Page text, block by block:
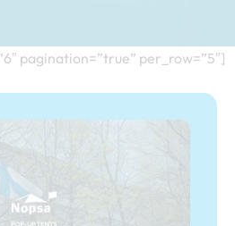
pagination=”true” per_row=”5″]